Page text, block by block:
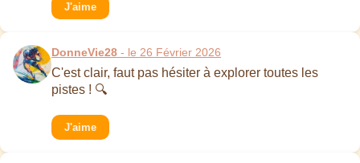
J'aime
DonneVie28 - le 26 Février 2026
C'est clair, faut pas hésiter à explorer toutes les
pistes ! 🔍
J'aime